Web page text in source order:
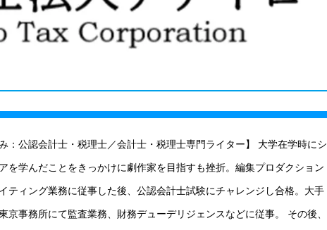
み：公認会計士・税理士／会計士・税理士専門ライター】 大学在学時にシ
を学んだことをきっかけに劇作家を目指すも挫折。編集プロダクション
ティング業務に従事した後、公認会計士試験にチャレンジし合格。大手
京事務所にて監査業務、財務デューデリジェンスなどに従事。 その後、